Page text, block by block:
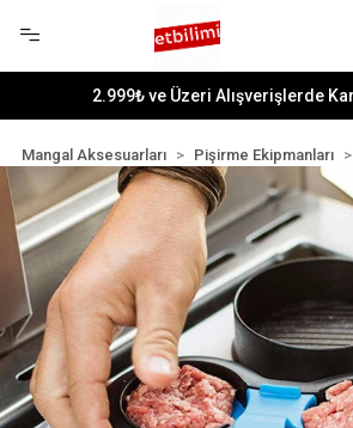
2.999₺ ve Üzeri Alışverişlerde
Mangal Aksesuarları Pişirme Ekipmanları